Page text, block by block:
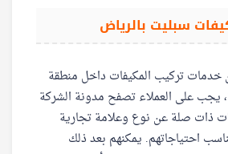
سبليت بالرياض
خدمات تركيب المكيفات داخل منطقة
يجب على العملاء تصفح مدونة الشركة
ذات صلة عن نوع وعلامة تجارية
احتياجاتهم. يمكنهم بعد ذلك